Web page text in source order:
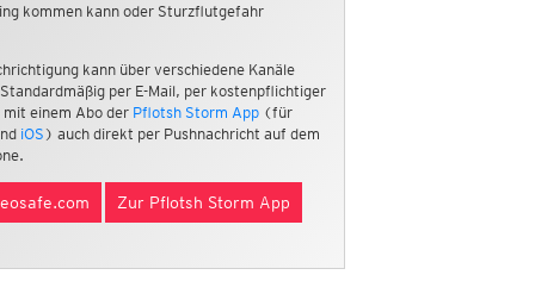
kommen kann oder Sturzflutgefahr
kann über verschiedene Kanäle
per E-Mail, per kostenpflichtiger
mit einem Abo der Pflotsh Storm App(für
iOS ) auch direkt per Pushnachricht auf dem
Zur Pflotsh Storm App